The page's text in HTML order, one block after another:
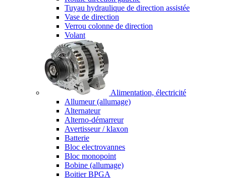
Tuyau hydraulique de direction assistée
Vase de direction
Verrou colonne de direction
Volant
Alimentation, électricité
Allumeur (allumage)
Alternateur
Alterno-démarreur
Avertisseur / klaxon
Batterie
Bloc electrovannes
Bloc monopoint
Bobine (allumage)
Boitier BPGA